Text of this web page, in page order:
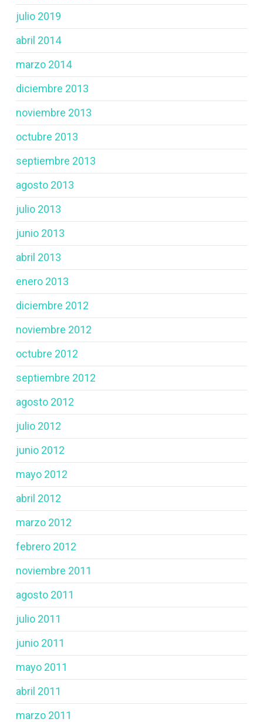
julio 2019
abril 2014
marzo 2014
diciembre 2013
noviembre 2013
octubre 2013
septiembre 2013
agosto 2013
julio 2013
junio 2013
abril 2013
enero 2013
diciembre 2012
noviembre 2012
octubre 2012
septiembre 2012
agosto 2012
julio 2012
junio 2012
mayo 2012
abril 2012
marzo 2012
febrero 2012
noviembre 2011
agosto 2011
julio 2011
junio 2011
mayo 2011
abril 2011
marzo 2011